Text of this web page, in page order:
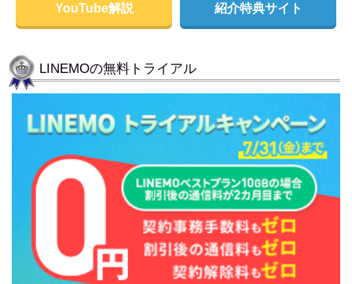
YouTube解説 紹介特典サイト
LINEMOの無料トライアル